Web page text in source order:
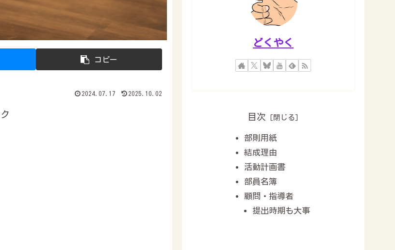
コピー
2024.07.17 2025.10.02
どくやく
目次
部則用紙
結成理由
活動計画書
部員名簿
顧問・指導者
提出時期も大事